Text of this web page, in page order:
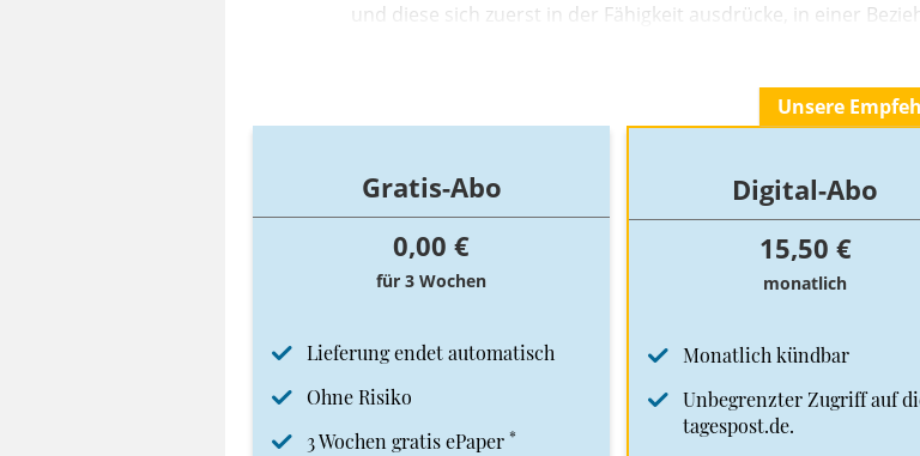
und diese sich zuerst in der Fähigkeit ausdrücke, in einer
Gratis-Abo
0,00 €
für 3 Wochen
Lieferung endet automatisch
Ohne Risiko
3 Wochen gratis ePaper *
Unsere
Digital-Abo
15,50 €
monatlich
Monatlich kündbar
Unbegrenzter Zugriff auf
tagespost.de.